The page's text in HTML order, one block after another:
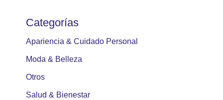
Categorías
Apariencia & Cuidado Personal
Moda & Belleza
Otros
Salud & Bienestar